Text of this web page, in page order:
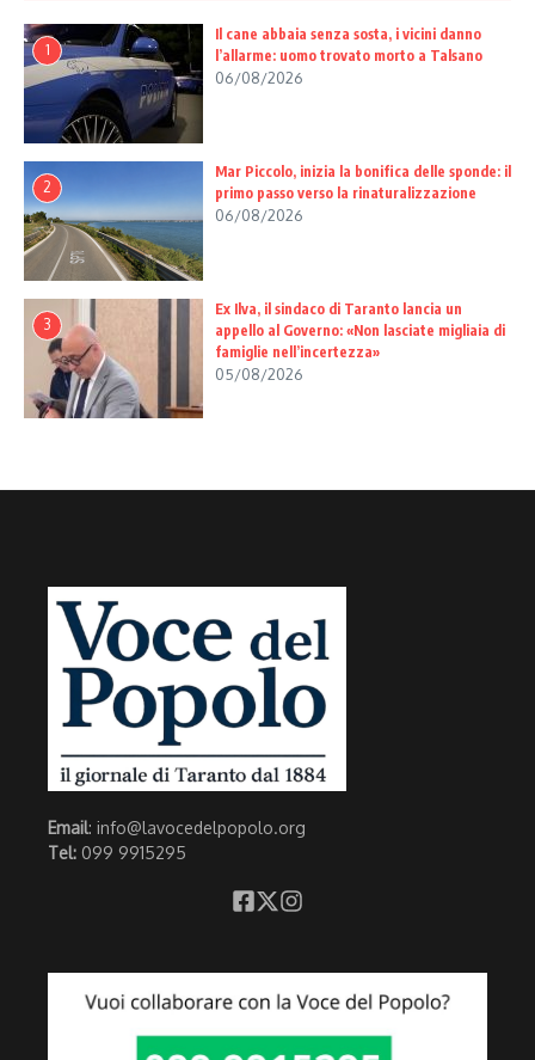
1
Il cane abbaia senza sosta, i vicini danno
l’allarme: uomo trovato morto a Talsano
06/08/2026
2
Mar Piccolo, inizia la bonifica delle sponde: il
primo passo verso la rinaturalizzazione
06/08/2026
3
Ex Ilva, il sindaco di Taranto lancia un
appello al Governo: «Non lasciate migliaia di
famiglie nell’incertezza»
05/08/2026
Email: info@lavocedelpopolo.org
Tel: 099 9915295